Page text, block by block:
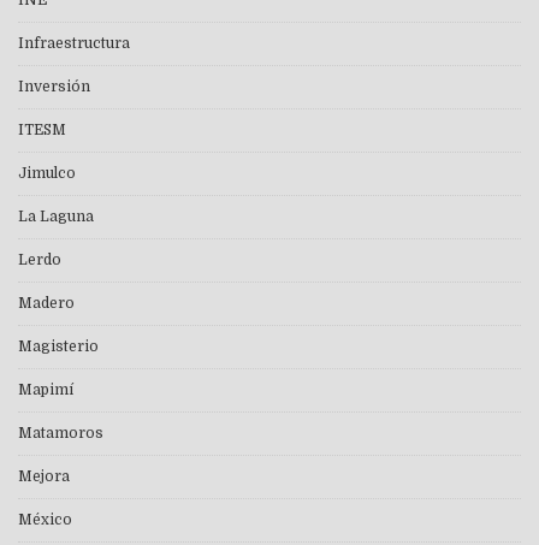
Infraestructura
Inversión
ITESM
Jimulco
La Laguna
Lerdo
Madero
Magisterio
Mapimí
Matamoros
Mejora
México